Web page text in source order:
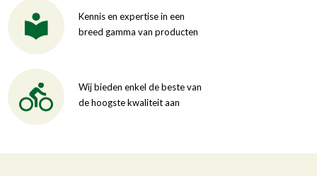
Kennis en expertise in een
breed gamma van producten
Wij bieden enkel de beste van
de hoogste kwaliteit aan